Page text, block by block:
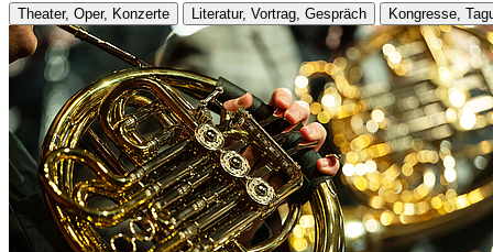
Theater, Oper, Konzerte Literatur, Vortrag, Gespräch Kongresse,